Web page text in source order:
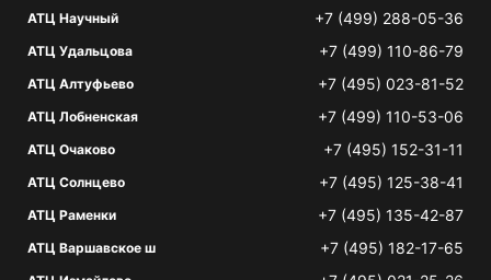
АТЦ Научный +7 (499) 288-05-36
АТЦ Удальцова +7 (499) 110-86-79
АТЦ Алтуфьево +7 (495) 023-81-52
АТЦ Лобненская +7 (499) 110-53-06
АТЦ Очаково +7 (495) 152-31-11
АТЦ Солнцево +7 (495) 125-38-41
АТЦ Раменки +7 (495) 135-42-87
АТЦ Варшавское ш +7 (495) 182-17-65